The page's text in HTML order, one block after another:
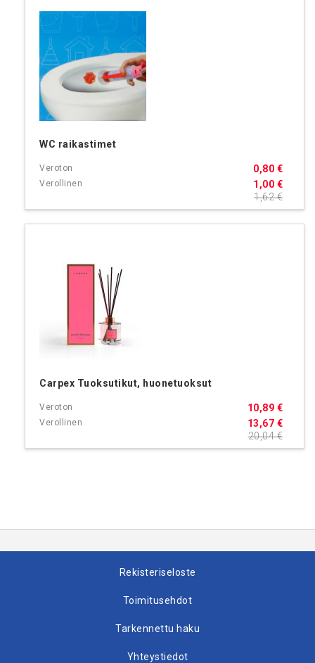
WC raikastimet
1,00 €
0,80 €
1,62 €
Carpex Tuoksutikut, huonetuoksut
13,67 €
10,89 €
20,04 €
Rekisteriseloste
Toimitusehdot
Tarkennettu haku
Yhteystiedot